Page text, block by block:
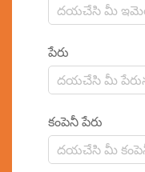
పేరు
కంపెనీ పేరు